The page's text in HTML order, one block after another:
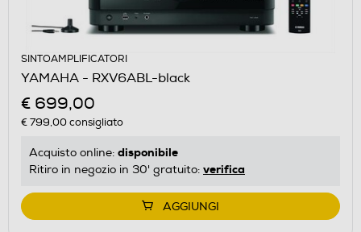
SINTOAMPLIFICATORI
YAMAHA - RXV6ABL-black
€ 699,00
€ 799,00consigliato
Acquisto online: disponibile
Ritiro in negozio in 30' gratuito: verifica
AGGIUNGI